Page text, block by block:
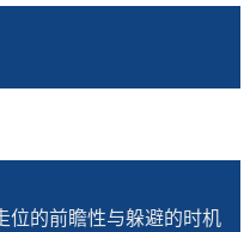
位的前瞻性与躲避的时机